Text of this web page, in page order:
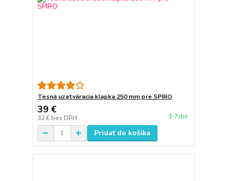
Tesná uzatváracia klapka 250 mm pre SPIRO
39 €
32 € bez DPH 3-7 dní
Pridať do košíka